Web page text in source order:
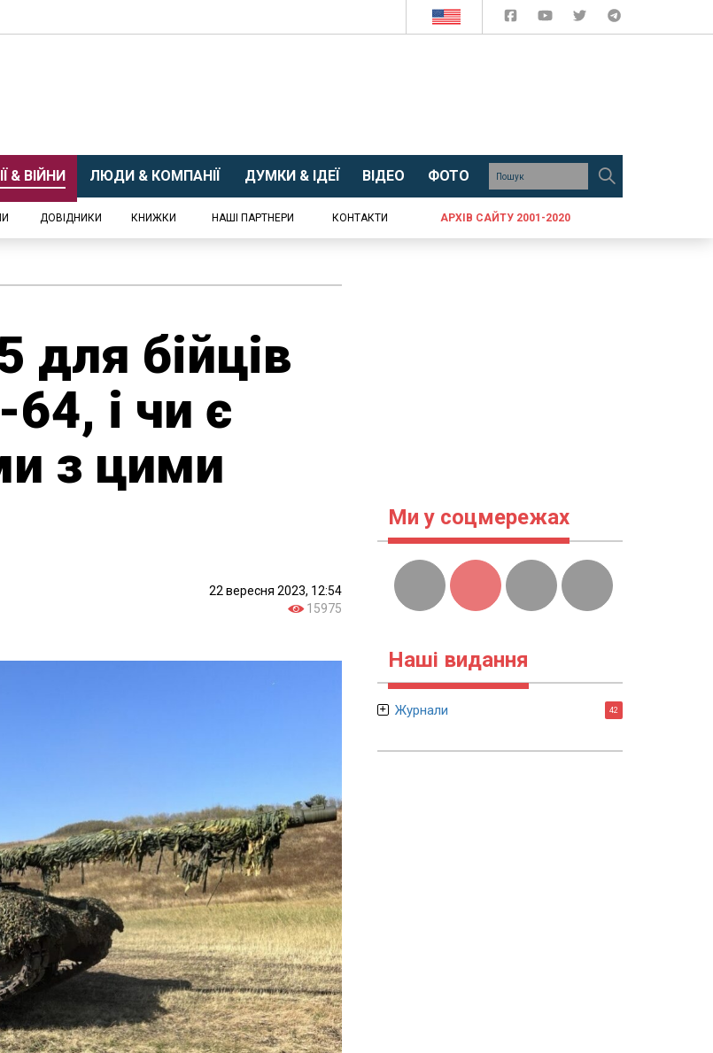
& ВІЙНИ ЛЮДИ & КОМПАНІЇ ДУМКИ & ІДЕЇ ВІДЕО ФОТО
ДОВІДНИКИ КНИЖКИ НАШІ ПАРТНЕРИ КОНТАКТИ АРХІВ САЙТУ 2001-2020
для бійців
і чи є
з цими
22 вересня 2023, 12:54
15975
Ми у соцмережах
Наші видання
Журнали 42